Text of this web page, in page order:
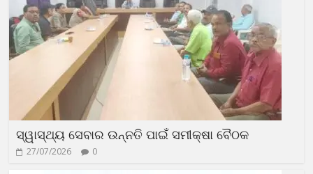
ସ୍ୱାସ୍ଥ୍ୟ ସେବାର ଉନ୍ନତି ପାଇଁ ସମୀକ୍ଷା ବୈଠକ
27/07/2026 0